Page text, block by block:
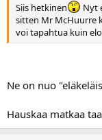
Siis hetkinen
Nyt
sitten Mr McHuurre
voi tapahtua kuin
Ne on nuo
Hauskaa matkaa